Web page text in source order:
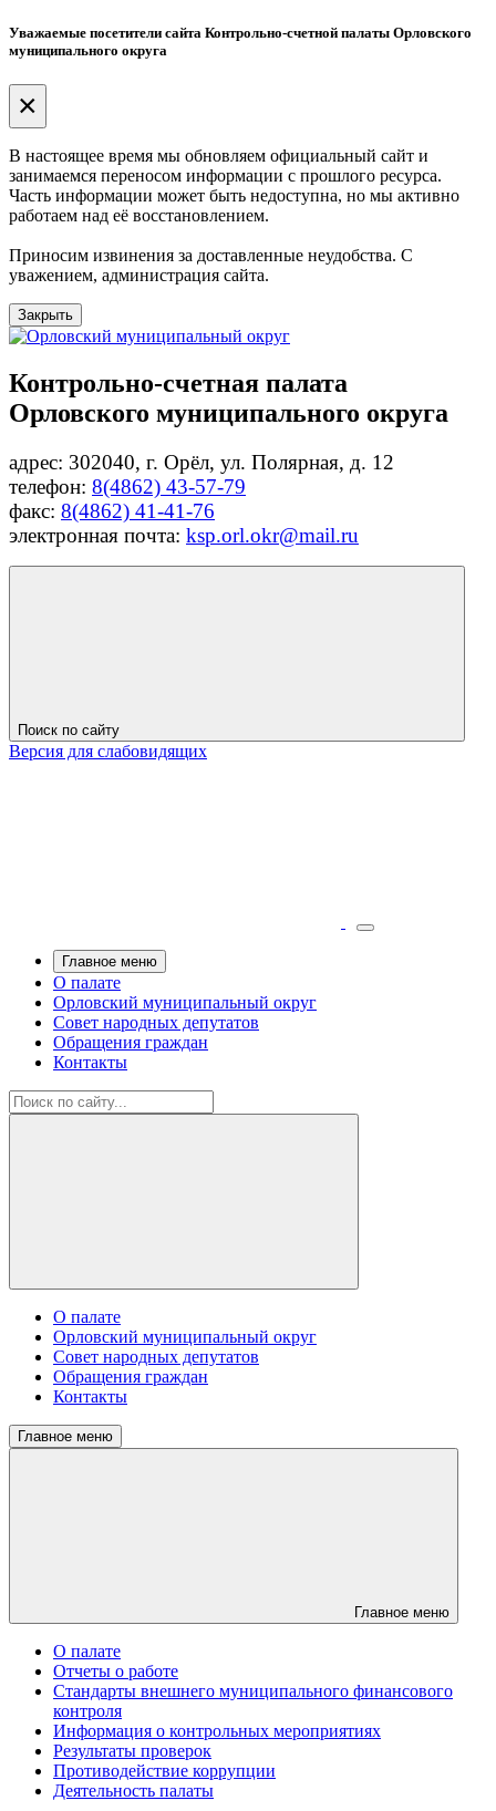
Уважаемые посетители сайта Контрольно-счетной палаты Орловского
муниципального округа
×
В настоящее время мы обновляем официальный сайт и
занимаемся переносом информации с прошлого ресурса.
Часть информации может быть недоступна, но мы активно
работаем над её восстановлением.
Приносим извинения за доставленные неудобства. С
уважением, администрация сайта.
Закрыть
Контрольно-счетная палата
Орловского муниципального округа
адрес: 302040, г. Орёл, ул. Полярная, д. 12
телефон: 8(4862) 43-57-79
факс: 8(4862) 41-41-76
электронная почта: ksp.orl.okr@mail.ru
Поиск по сайту
Версия для слабовидящих
Главное меню
О палате
Орловский муниципальный округ
Совет народных депутатов
Обращения граждан
Контакты
О палате
Орловский муниципальный округ
Совет народных депутатов
Обращения граждан
Контакты
Главное меню
Главное меню
О палате
Отчеты о работе
Стандарты внешнего муниципального финансового
контроля
Информация о контрольных мероприятиях
Результаты проверок
Противодействие коррупции
Деятельность палаты